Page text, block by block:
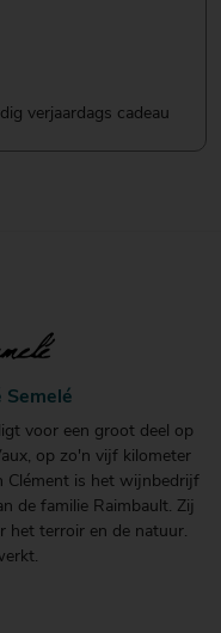
verjaardags cadeau
Semelé
voor een groot deel op
op zo'n vijf kilometer
Clément is het wijnbedrijf
de familie Raimbault. Zij
het terroir en de natuur.